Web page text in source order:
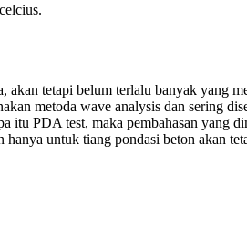
tetapi belum terlalu banyak yang
metoda wave analysis dan sering
PDA test, maka pembahasan yang
untuk tiang pondasi beton akan